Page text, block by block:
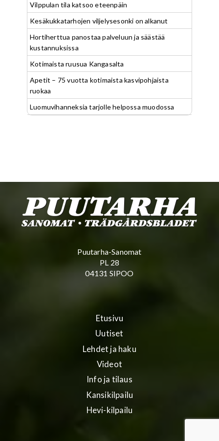
Vilppulan tila katsoo eteenpäin
Kesäkukkatarhojen viljelysesonki on alkanut
Hortiherttua panostaa palveluun ja säästää
kustannuksissa
Kotimaista ruusua Kangasalta
Apetit – 75 vuotta kotimaista kasvipohjaista
ruokaa
Luomuvihanneksia tarjolle helpossa muodossa
Puutarha-Sanomat
PL 28
04131 SIPOO
Etusivu
Uutiset
Lehdet ja haku
Videot
Info ja tilaus
Kansikilpailu
Hevi-kilpailu